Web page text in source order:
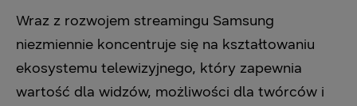
Wraz z rozwojem streamingu Samsung
niezmiennie koncentruje się na kształtowaniu
ekosystemu telewizyjnego, który zapewnia
wartość dla widzów, możliwości dla twórców i